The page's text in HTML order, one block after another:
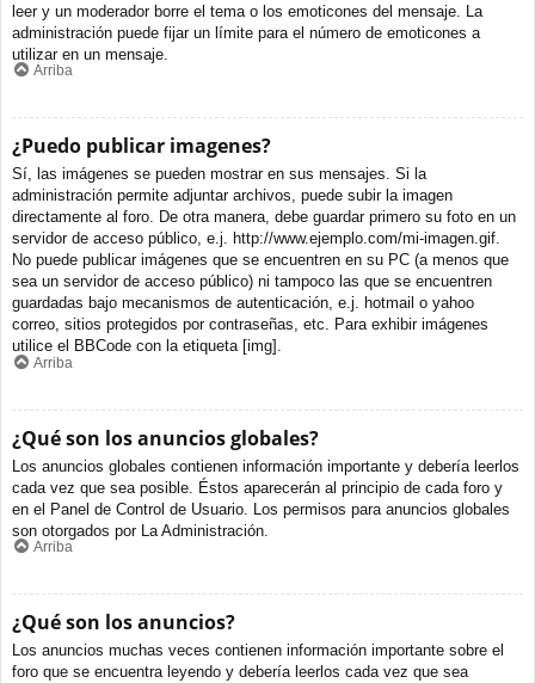
leer y un moderador borre el tema o los emoticones del mensaje. La
administración puede fijar un límite para el número de emoticones a
utilizar en un mensaje.
Arriba
¿Puedo publicar imagenes?
Sí, las imágenes se pueden mostrar en sus mensajes. Si la
administración permite adjuntar archivos, puede subir la imagen
directamente al foro. De otra manera, debe guardar primero su foto en un
servidor de acceso público, e.j. http://www.ejemplo.com/mi-imagen.gif.
No puede publicar imágenes que se encuentren en su PC (a menos que
sea un servidor de acceso público) ni tampoco las que se encuentren
guardadas bajo mecanismos de autenticación, e.j. hotmail o yahoo
correo, sitios protegidos por contraseñas, etc. Para exhibir imágenes
utilice el BBCode con la etiqueta [img].
Arriba
¿Qué son los anuncios globales?
Los anuncios globales contienen información importante y debería leerlos
cada vez que sea posible. Éstos aparecerán al principio de cada foro y
en el Panel de Control de Usuario. Los permisos para anuncios globales
son otorgados por La Administración.
Arriba
¿Qué son los anuncios?
Los anuncios muchas veces contienen información importante sobre el
foro que se encuentra leyendo y debería leerlos cada vez que sea